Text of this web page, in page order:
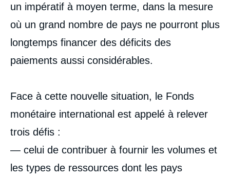
un impératif à moyen terme, dans la mesure
où un grand nombre de pays ne pourront plus
longtemps financer des déficits des
paiements aussi considérables.
Face à cette nouvelle situation, le Fonds
monétaire international est appelé à relever
trois défis :
— celui de contribuer à fournir les volumes et
les types de ressources dont les pays